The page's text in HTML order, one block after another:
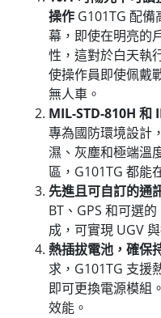
操作 G101TG 配
幕，即使在明亮的
性，這對於白天執
使操作員即使佩戴
無人車。
MIL-STD-810H 和
專為國防環境設計
濕、灰塵和極端溫
區，G101TG 都能
先進且可自訂的通
BT、GPS 和可選
成，可實現 UGV
熱插拔電池，確保
求，G101TG 支援
即可更換電源模組
效能。